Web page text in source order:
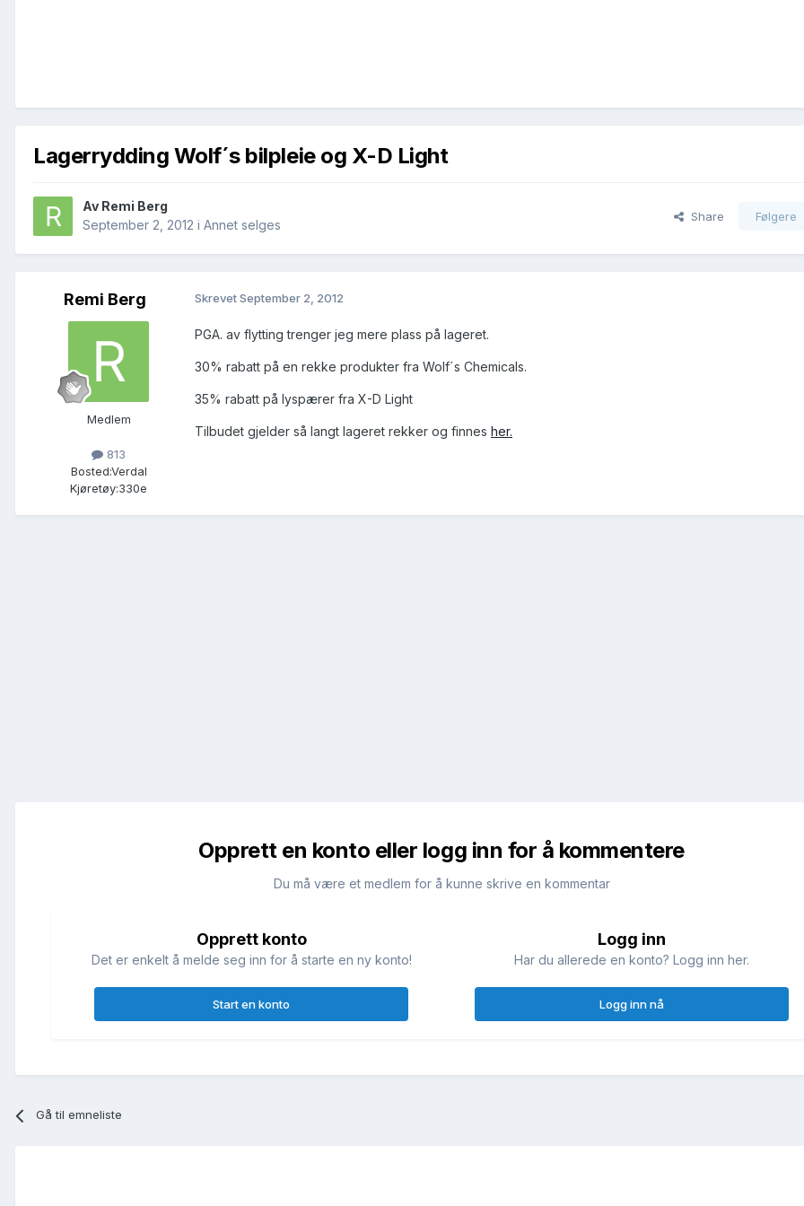
Lagerrydding Wolf´s bilpleie og X-D Light
Av Remi Berg
September 2, 2012 i Annet selges
Share Følgere
Remi Berg
Medlem
813
Bosted:Verdal
Kjøretøy:330e
SkrevetSeptember 2, 2012
PGA. av flytting trenger jeg mere plass på lageret.
30% rabatt på en rekke produkter fra Wolf´s Chemicals.
35% rabatt på lyspærer fra X-D Light
Tilbudet gjelder så langt lageret rekker og finnes her.
Opprett en konto eller logg inn for å kommentere
Du må være et medlem for å kunne skrive en kommentar
Opprett konto
Det er enkelt å melde seg inn for å starte en ny konto!
Start en konto
Logg inn
Har du allerede en konto? Logg inn her.
Logg inn nå
Gå til emneliste